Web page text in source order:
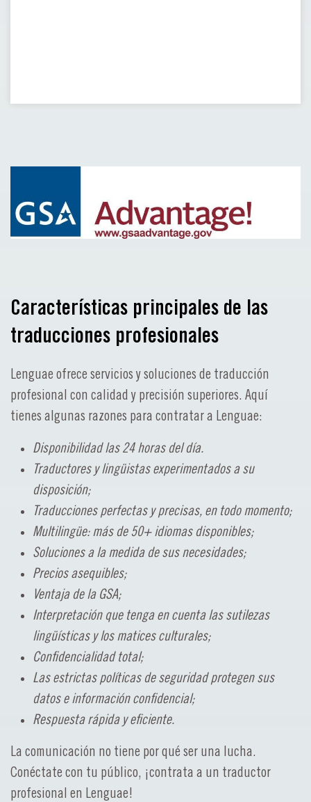
Características principales de las
traducciones profesionales
Lenguae ofrece servicios y soluciones de traducción
profesional con calidad y precisión superiores. Aquí
tienes algunas razones para contratar a Lenguae:
Disponibilidad las 24 horas del día.
Traductores y lingüistas experimentados a su
disposición;
Traducciones perfectas y precisas, en todo momento;
Multilingüe: más de 50+ idiomas disponibles;
Soluciones a la medida de sus necesidades;
Precios asequibles;
Ventaja de la GSA;
Interpretación que tenga en cuenta las sutilezas
lingüísticas y los matices culturales;
Confidencialidad total;
Las estrictas políticas de seguridad protegen sus
datos e información confidencial;
Respuesta rápida y eficiente.
La comunicación no tiene por qué ser una lucha.
Conéctate con tu público, ¡contrata a un traductor
profesional en Lenguae!